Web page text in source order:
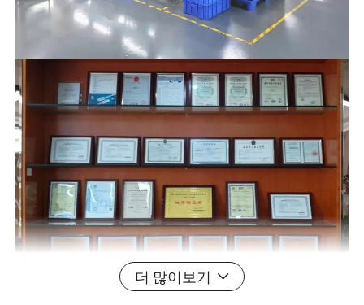
더 많이보기